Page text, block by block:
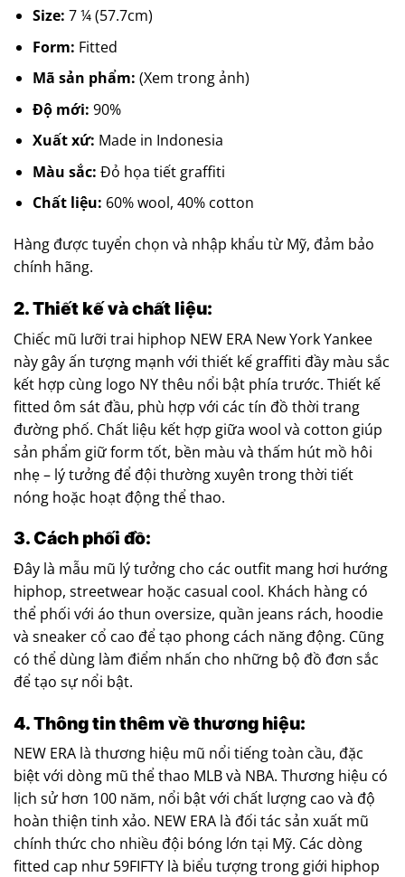
Size: 7 ¼ (57.7cm)
Form: Fitted
Mã sản phẩm: (Xem trong ảnh)
Độ mới: 90%
Xuất xứ: Made in Indonesia
Màu sắc: Đỏ họa tiết graffiti
Chất liệu: 60% wool, 40% cotton
Hàng được tuyển chọn và nhập khẩu từ Mỹ, đảm bảo
chính hãng.
2. Thiết kế và chất liệu:
Chiếc mũ lưỡi trai hiphop NEW ERA New York Yankee
này gây ấn tượng mạnh với thiết kế graffiti đầy màu sắc
kết hợp cùng logo NY thêu nổi bật phía trước. Thiết kế
fitted ôm sát đầu, phù hợp với các tín đồ thời trang
đường phố. Chất liệu kết hợp giữa wool và cotton giúp
sản phẩm giữ form tốt, bền màu và thấm hút mồ hôi
nhẹ – lý tưởng để đội thường xuyên trong thời tiết
nóng hoặc hoạt động thể thao.
3. Cách phối đồ:
Đây là mẫu mũ lý tưởng cho các outfit mang hơi hướng
hiphop, streetwear hoặc casual cool. Khách hàng có
thể phối với áo thun oversize, quần jeans rách, hoodie
và sneaker cổ cao để tạo phong cách năng động. Cũng
có thể dùng làm điểm nhấn cho những bộ đồ đơn sắc
để tạo sự nổi bật.
4. Thông tin thêm về thương hiệu:
NEW ERA là thương hiệu mũ nổi tiếng toàn cầu, đặc
biệt với dòng mũ thể thao MLB và NBA. Thương hiệu có
lịch sử hơn 100 năm, nổi bật với chất lượng cao và độ
hoàn thiện tinh xảo. NEW ERA là đối tác sản xuất mũ
chính thức cho nhiều đội bóng lớn tại Mỹ. Các dòng
fitted cap như 59FIFTY là biểu tượng trong giới hiphop